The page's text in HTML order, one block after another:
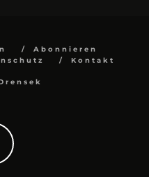
Abonnieren
Kontakt